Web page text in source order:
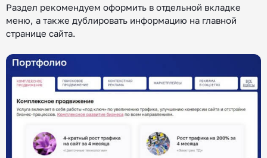
Раздел рекомендуем оформить в отдельной вкладке
меню, а также дублировать информацию на главной
странице сайта.